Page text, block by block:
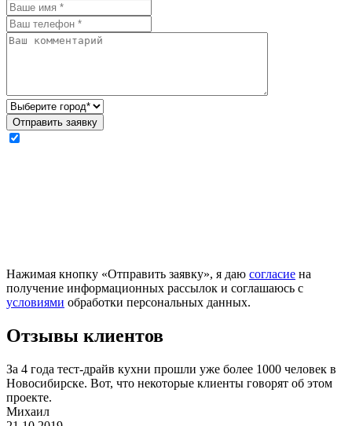
Нажимая кнопку «Отправить заявку», я даю согласие на
получение информационных рассылок и соглашаюсь с
условиями обработки персональных данных.
Отзывы клиентов
За 4 года тест-драйв кухни прошли уже более 1000 человек в
Новосибирске. Вот, что некоторые клиенты говорят об этом
проекте.
Михаил